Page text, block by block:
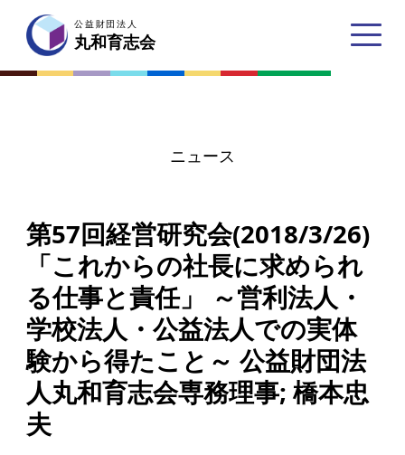
公益財団法人
丸和育志会
丸和育志会とは
理事長あいさつ
丸和育志会の目指す未来
学生のみなさんへ
起業家のみなさんへ
起業を考えている
みなさんへ
公益財団法人
丸和育志会
ニュース
第57回経営研究会(2018/3/26)
「これからの社長に求められ
る仕事と責任」 ～営利法人・
学校法人・公益法人での実体
験から得たこと～ 公益財団法
人丸和育志会専務理事; 橋本忠
夫